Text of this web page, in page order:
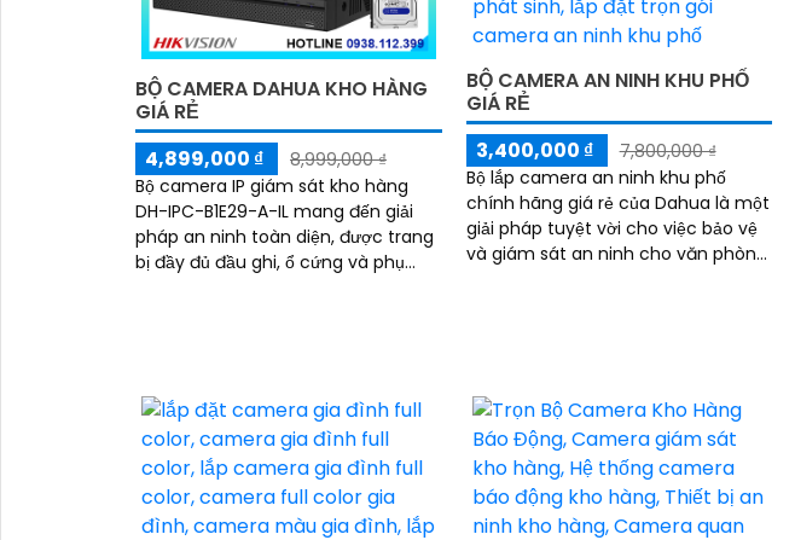
BỘ CAMERA DAHUA KHO HÀNG
GIÁ RẺ
4,899,000 ₫
8,999,000 ₫
Bộ camera IP giám sát kho hàng
DH-IPC-B1E29-A-IL mang đến giải
pháp an ninh toàn diện, được trang
bị đầy đủ đầu ghi, ổ cứng và phụ
phát hiện chuyển động thông minh,
giúp đảm bảo an toàn tuyệt đối cho
khu vực kho hàng
BỘ CAMERA AN NINH KHU PHỐ
GIÁ RẺ
3,400,000 ₫
7,800,000 ₫
Bộ lắp camera an ninh khu phố
chính hãng giá rẻ của Dahua là một
giải pháp tuyệt vời cho việc bảo vệ
và giám sát an ninh cho văn phòng